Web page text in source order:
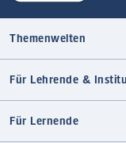
Themenwelten
Für Lehrende &
Für Lernende